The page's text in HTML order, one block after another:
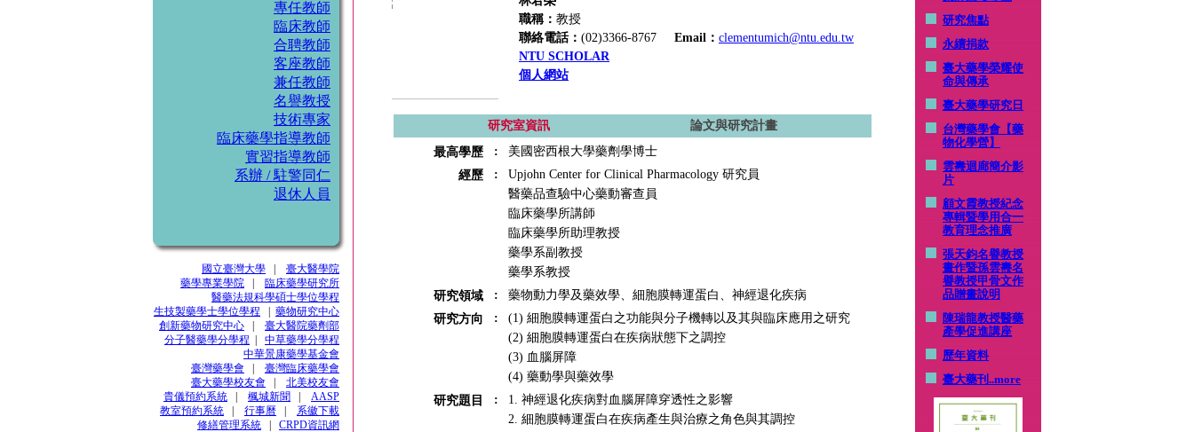
專任教師
臨床教師
合聘教師
客座教師
兼任教師
名譽教授
技術專家
臨床藥學指導教師
實習指導教師
系辦 / 駐警同仁
退休人員
國立臺灣大學
臺大醫學院
藥學專業學院
臨床藥學研究所
醫藥法規科學碩士學位學程
生技製藥學士學位學程
藥物研究中心
創新藥物研究中心
臺大醫院藥劑部
分子醫藥學分學程
中草藥學分學程
中華景康藥學基金會
臺灣藥學會
臺灣臨床藥學會
臺大藥學校友會
北美校友會
貴儀預約系統
楓城新聞
AASP
教室預約系統
行事曆
系徽下載
修繕管理系統
CRPD資訊網
研究焦點
永續捐款
臺大藥學榮耀使
命與傳承
臺大藥學研究日
台灣藥學會【藥
物化學營】
雲燾迴廊簡介影
片
顧文霞教授紀念
專輯暨學用合一
教育理念推廣
張天鈞名譽教授
畫作暨孫雲燾名
譽教授甲骨文作
品贈畫說明
陳瑞龍教授醫藥
產學促進講座
歷年資料
臺大藥刊 ..more
職稱： 教授
聯絡電話： (02)3366-8767 Email： clementumich@ntu.edu.tw
NTU SCHOLAR
個人網站
研究室資訊
論文與研究計畫
最高學歷
:
美國密西根大學藥劑學博士
經歷
:
Upjohn Center for Clinical Pharmacology 研究員
醫藥品查驗中心藥動審查員
臨床藥學所講師
臨床藥學所助理教授
藥學系副教授
藥學系教授
研究領域
:
藥物動力學及藥效學、細胞膜轉運蛋白、神經退化疾病
研究方向
:
(1) 細胞膜轉運蛋白之功能與分子機轉以及其與臨床應用之研究
(2) 細胞膜轉運蛋白在疾病狀態下之調控
(3) 血腦屏障
(4) 藥動學與藥效學
研究題目
:
1. 神經退化疾病對血腦屏障穿透性之影響
2. 細胞膜轉運蛋白在疾病產生與治療之角色與其調控